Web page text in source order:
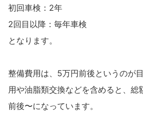
初回車検：2年
2回目以降：毎年車検
となります。
整備費用は、5万円前後というのが
用や油脂類交換などを含めると、総
前後〜になっています。